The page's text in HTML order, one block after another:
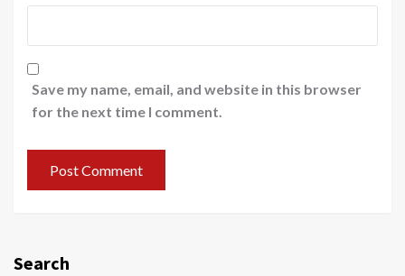
Save my name, email, and website in this browser
for the next time I comment.
Search